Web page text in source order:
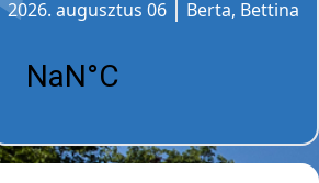
2026. augusztus 06
Berta, Bettina